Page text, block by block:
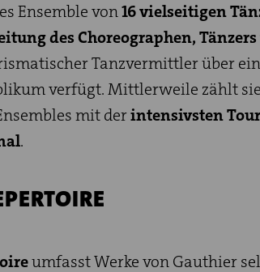
Ensemble von16 vielseitigen
des Choreographen,
Tanzvermittler über
verfügt. Mittlerweile zählt
mit derintensivsten
.
umfasst Werke von Gauthier